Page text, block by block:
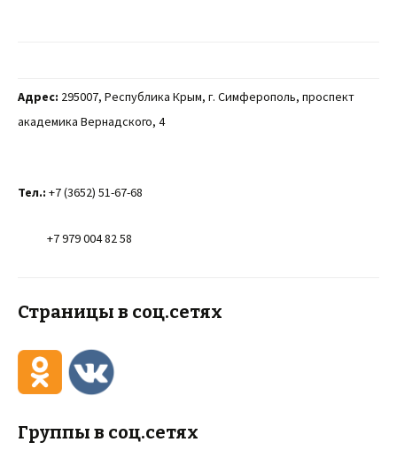
Адрес: 295007, Республика Крым, г. Симферополь, проспект
академика Вернадского, 4
Тел.: +7 (3652) 51-67-68
+7 979 004 82 58
Страницы в соц.сетях
Группы в соц.сетях